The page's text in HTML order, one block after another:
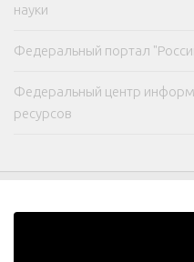
науки
Федеральный портал
Федеральный центр
ресурсов